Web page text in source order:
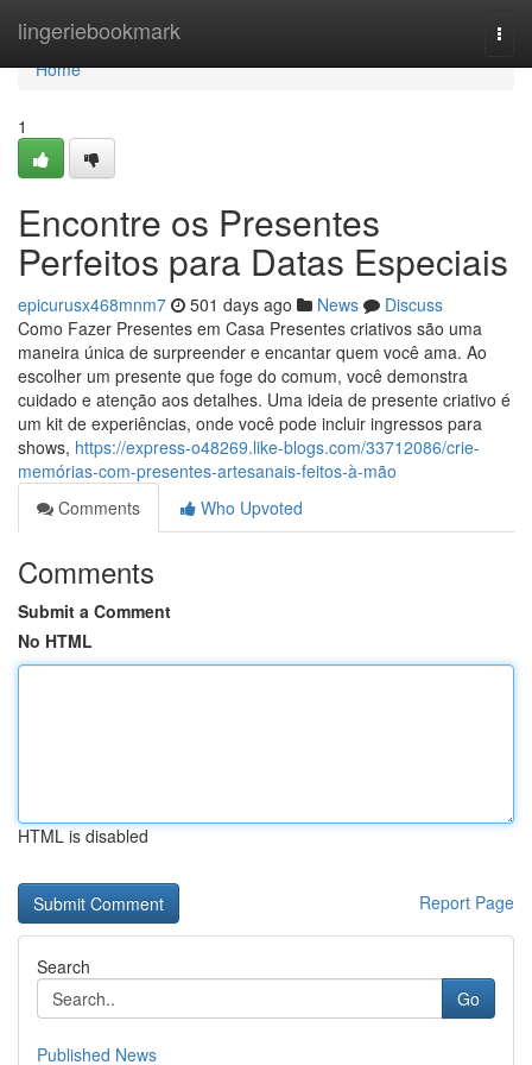
lingeriebookmark
Home
Home
1
Encontre os Presentes
Perfeitos para Datas Especiais
epicurusx468mnm7 501 days ago News
Discuss
Como Fazer Presentes em Casa Presentes criativos são uma
maneira única de surpreender e encantar quem você ama. Ao
escolher um presente que foge do comum, você demonstra
cuidado e atenção aos detalhes. Uma ideia de presente criativo é
um kit de experiências, onde você pode incluir ingressos para
shows, https://express-o48269.like-blogs.com/33712086/crie-
memórias-com-presentes-artesanais-feitos-à-mão
Comments
Who Upvoted
Comments
Submit a Comment
No HTML
HTML is disabled
Report Page
Search
Go
Published News